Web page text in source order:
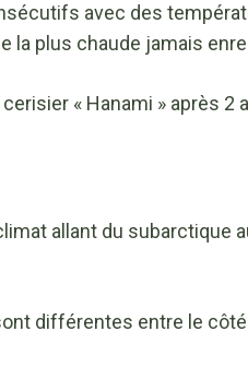
avec des
la plus chaude jamais
« Hanami » après 2
allant du subarctique
différentes entre le